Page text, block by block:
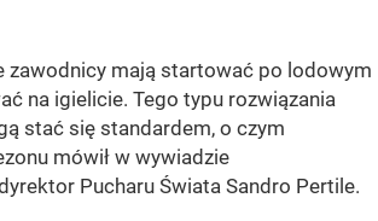
zawodnicy mają startować po lodowym
na igielicie. Tego typu rozwiązania
stać się standardem, o czym
mówił w wywiadzie
Pucharu Świata Sandro Pertile.